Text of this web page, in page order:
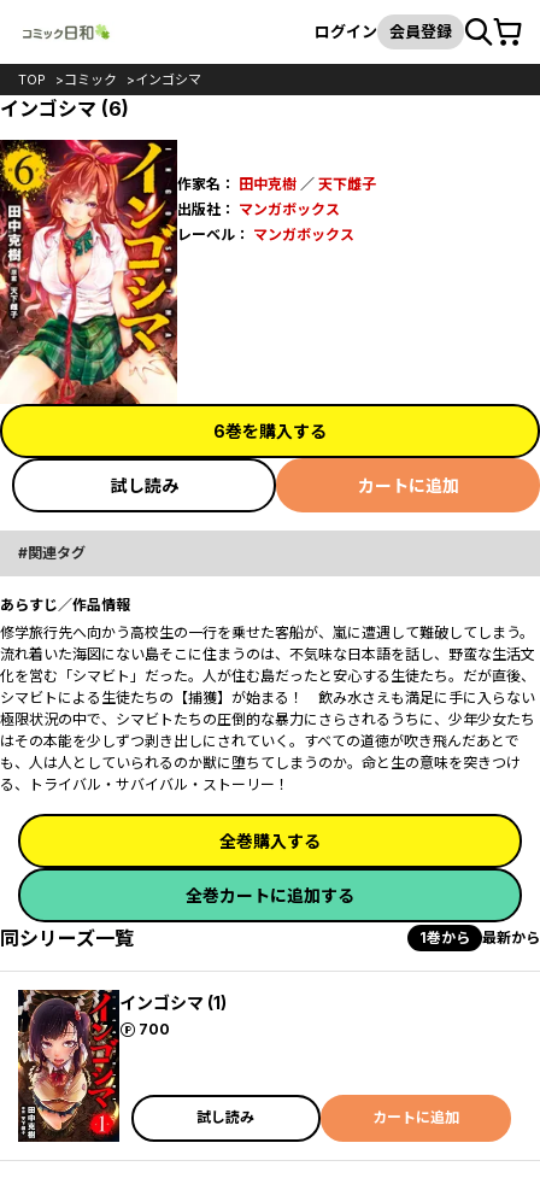
検索
ログイン 会員登録カート
TOP コミック インゴシマ
インゴシマ (6)
作家名： 田中克樹／ 天下雌子
出版社： マンガボックス
レーベル： マンガボックス
6巻を購入する
試し読み カートに追加
関連タグ
あらすじ／作品情報
修学旅行先へ向かう高校生の一行を乗せた客船が、嵐に遭遇して難破してしまう。
流れ着いた海図にない島――そこに住まうのは、不気味な日本語を話し、野蛮な生活文
化を営む「シマビト」だった。人が住む島だったと安心する生徒たち。だが直後、
シマビトによる生徒たちの【捕獲】が始まる！ 飲み水さえも満足に手に入らない
極限状況の中で、シマビトたちの圧倒的な暴力にさらされるうちに、少年少女たち
はその本能を少しずつ剥き出しにされていく。すべての道徳が吹き飛んだあとで
も、人は人としていられるのか――獣に堕ちてしまうのか。命と生の意味を突きつけ
る、トライバル・サバイバル・ストーリー！
全巻購入する
全巻カートに追加する
同シリーズ一覧 1巻から 最新から
インゴシマ (1)
700
ポイント
試し読み カートに追加